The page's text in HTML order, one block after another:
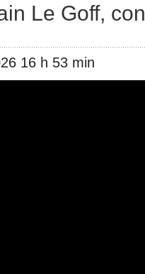
Le Goff,
16 h 53 min